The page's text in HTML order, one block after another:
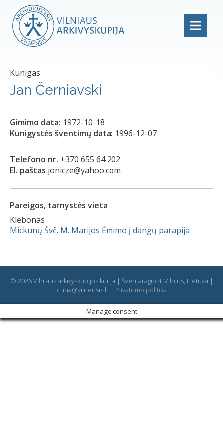
Kunigas
Jan Černiavski
Gimimo data: 1972-10-18
Kunigystės šventimų data: 1996-12-07
Telefono nr. +370 655 64 202
El. paštas jonicze@yahoo.com
Pareigos, tarnystės vieta
Klebonas
Mickūnų Švč. M. Marijos Ėmimo į dangų parapija
© 2026 Vilniaus arkivyskupijos kurija | Šventaragio 4, Vilnius, Lietuva |
curia@vilnensis.lt | Privatumo politika
Manage consent